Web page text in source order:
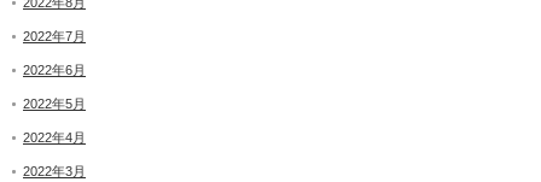
2022年7月
2022年6月
2022年5月
2022年4月
2022年3月